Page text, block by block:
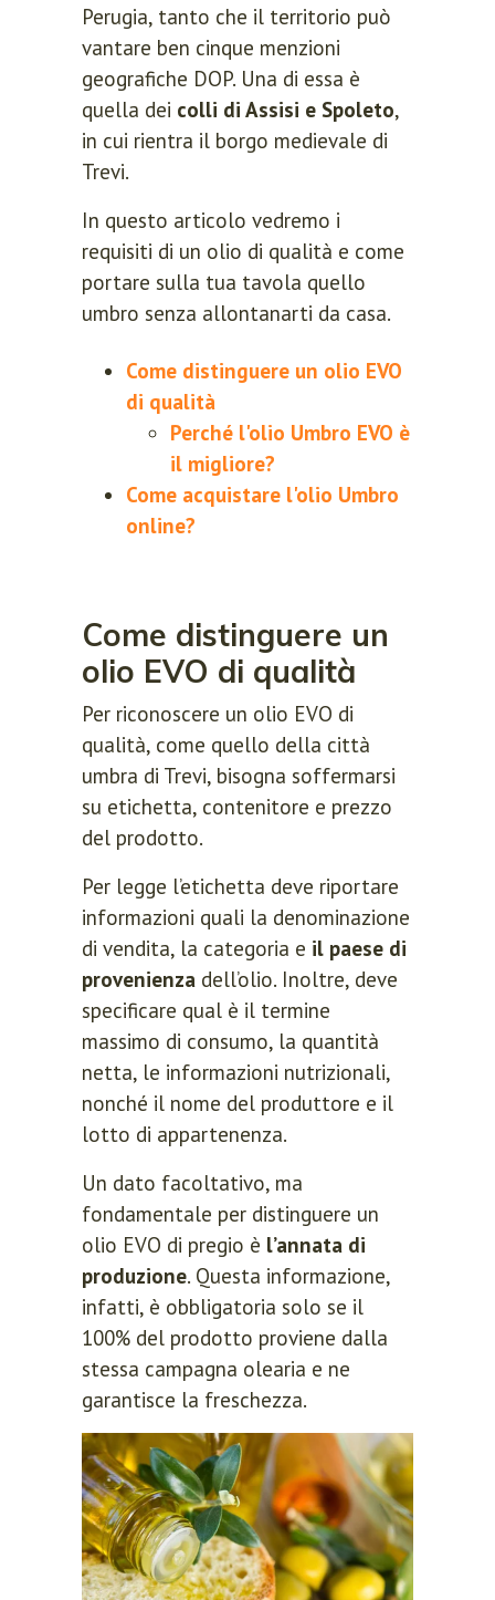
Perugia, tanto che il territorio può
vantare ben cinque menzioni
geografiche DOP. Una di essa è
quella dei colli di Assisi e Spoleto,
in cui rientra il borgo medievale di
Trevi.
In questo articolo vedremo i
requisiti di un olio di qualità e come
portare sulla tua tavola quello
umbro senza allontanarti da casa.
Come distinguere un olio EVO
di qualità
Perché l'olio Umbro EVO è
il migliore?
Come acquistare l'olio Umbro
online?
Come distinguere un
olio EVO di qualità
Per riconoscere un olio EVO di
qualità, come quello della città
umbra di Trevi, bisogna soffermarsi
su etichetta, contenitore e prezzo
del prodotto.
Per legge l’etichetta deve riportare
informazioni quali la denominazione
di vendita, la categoria e il paese di
provenienza dell’olio. Inoltre, deve
specificare qual è il termine
massimo di consumo, la quantità
netta, le informazioni nutrizionali,
nonché il nome del produttore e il
lotto di appartenenza.
Un dato facoltativo, ma
fondamentale per distinguere un
olio EVO di pregio è l’annata di
produzione. Questa informazione,
infatti, è obbligatoria solo se il
100% del prodotto proviene dalla
stessa campagna olearia e ne
garantisce la freschezza.